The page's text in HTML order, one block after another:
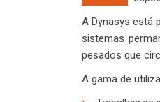
A Dynasys está
sistemas
pesados que
A gama de